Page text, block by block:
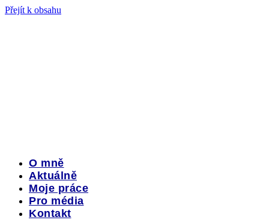
Přejít k obsahu
O mně
Aktuálně
Moje práce
Pro média
Kontakt